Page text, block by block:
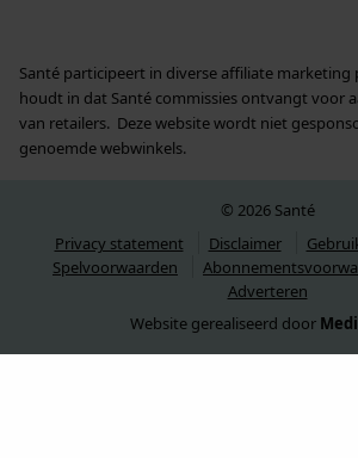
Santé participeert in diverse affiliate marketing
houdt in dat Santé commissies ontvangt voor
van retailers. Deze website wordt niet
genoemde webwinkels.
© 2026 Santé
Privacy statement
Disclaimer
Spelvoorwaarden
Adverteren
Website gerealiseerd door